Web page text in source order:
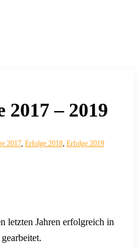
– 2019
2017, Erfolge 2018, Erfolge 2019
letzten Jahren erfolgreich in